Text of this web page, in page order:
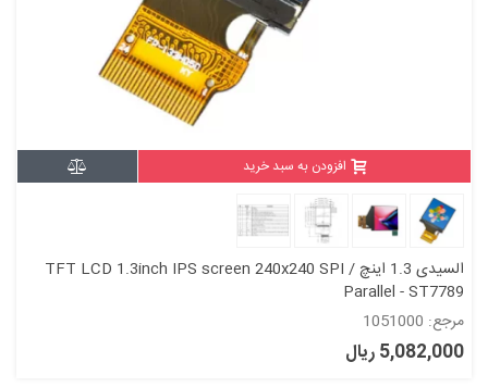
افزودن به سبد خرید
السیدی 1.3 اینچ TFT LCD 1.3inch IPS screen 240x240 SPI /
Parallel - ST7789
مرجع: 1051000
5,082,000 ریال